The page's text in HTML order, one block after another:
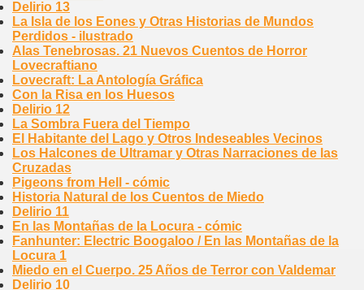
Delirio 13
La Isla de los Eones y Otras Historias de Mundos
Perdidos - ilustrado
Alas Tenebrosas. 21 Nuevos Cuentos de Horror
Lovecraftiano
Lovecraft: La Antología Gráfica
Con la Risa en los Huesos
Delirio 12
La Sombra Fuera del Tiempo
El Habitante del Lago y Otros Indeseables Vecinos
Los Halcones de Ultramar y Otras Narraciones de las
Cruzadas
Pigeons from Hell - cómic
Historia Natural de los Cuentos de Miedo
Delirio 11
En las Montañas de la Locura - cómic
Fanhunter: Electric Boogaloo / En las Montañas de la
Locura 1
Miedo en el Cuerpo. 25 Años de Terror con Valdemar
Delirio 10